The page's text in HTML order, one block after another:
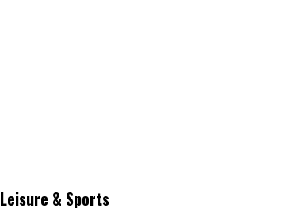
Leisure & Sports